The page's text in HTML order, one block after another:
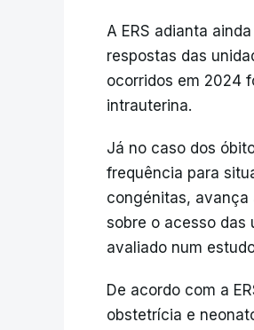
A ERS adianta
respostas das
ocorridos em 2024
intrauterina.
Já no caso dos
frequência para
congénitas, avança
sobre o acesso das
avaliado num
De acordo com a
obstetrícia e